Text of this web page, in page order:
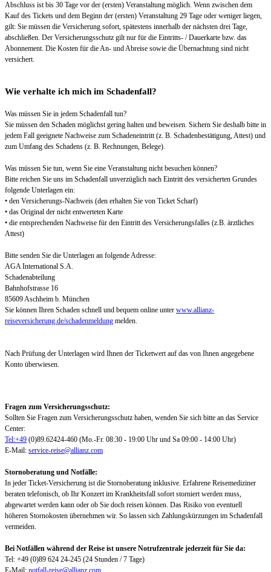
Abschluss ist bis 30 Tage vor der (ersten) Veranstaltung möglich. Wenn zwischen dem
Kauf des Tickets und dem Beginn der (ersten) Veranstaltung 29 Tage oder weniger liegen,
gilt: Sie müssen die Versicherung sofort, spätestens innerhalb der nächsten drei Tage,
abschließen. Der Versicherungsschutz gilt nur für die Eintritts- / Dauerkarte bzw. das
Abonnement. Die Kosten für die An- und Abreise sowie die Übernachtung sind nicht
versichert.
Wie verhalte ich mich im Schadenfall?
Was müssen Sie in jedem Schadenfall tun?
Sie müssen den Schaden möglichst gering halten und beweisen. Sichern Sie deshalb bitte in
jedem Fall geeignete Nachweise zum Schadeneintritt (z. B. Schadenbestätigung, Attest) und
zum Umfang des Schadens (z. B. Rechnungen, Belege).
Was müssen Sie tun, wenn Sie eine Veranstaltung nicht besuchen können?
Bitte reichen Sie uns im Schadenfall unverzüglich nach Eintritt des versicherten Grundes
folgende Unterlagen ein:
• den Versicherungs-Nachweis (den erhalten Sie von Ticket Scharf)
• das Original der nicht entwerteten Karte
• die entsprechenden Nachweise für den Eintritt des Versicherungsfalles (z.B. ärztliches
Attest)
Bitte senden Sie die Unterlagen an folgende Adresse:
AGA International S.A.
Schadenabteilung
Bahnhofstrasse 16
85609 Aschheim b. München
Sie können Ihren Schaden schnell und bequem online unter www.allianz-
reiseversicherung.de/schadenmeldung melden.
Nach Prüfung der Unterlagen wird Ihnen der Ticketwert auf das von Ihnen angegebene
Konto überwiesen.
Fragen zum Versicherungsschutz:
Sollten Sie Fragen zum Versicherungsschutz haben, wenden Sie sich bitte an das Service
Center:
Tel:+49 (0)89.62424-460 (Mo.-Fr. 08:30 - 19:00 Uhr und Sa 09:00 - 14:00 Uhr)
E-Mail: service-reise@allianz.com
Stornoberatung und Notfälle:
In jeder Ticket-Versicherung ist die Stornoberatung inklusive. Erfahrene Reisemediziner
beraten telefonisch, ob Ihr Konzert im Krankheitsfall sofort storniert werden muss,
abgewartet werden kann oder ob Sie doch reisen können. Das Risiko von eventuell
höheren Stornokosten übernehmen wir. So lassen sich Zahlungskürzungen im Schadenfall
vermeiden.
Bei Notfällen während der Reise ist unsere Notrufzentrale jederzeit für Sie da:
Tel: +49 (0)89 624 24-245 (24 Stunden / 7 Tage)